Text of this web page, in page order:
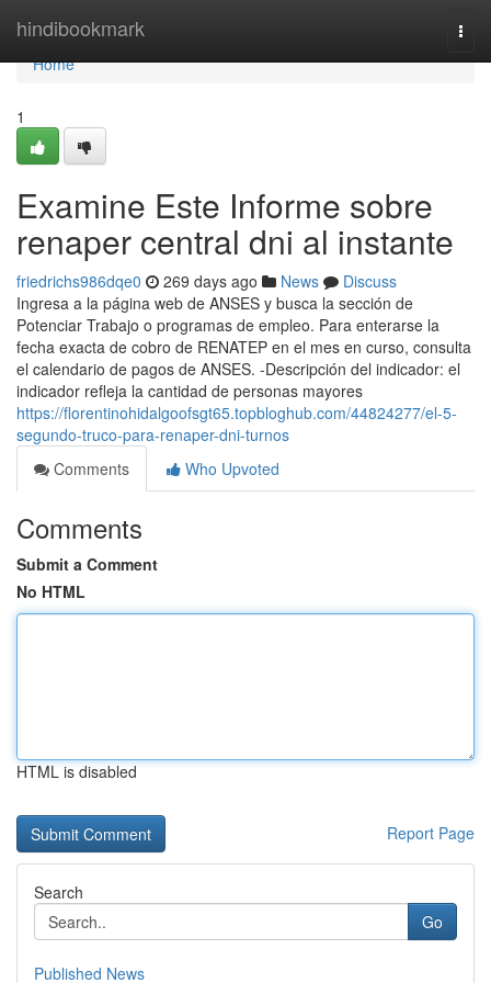
hindibookmark
Home
Home
1
Examine Este Informe sobre
renaper central dni al instante
friedrichs986dqe0 269 days ago News
Discuss
Ingresa a ​la página web de ANSES y busca la sección ⁢de
Potenciar Trabajo o programas de empleo. Para enterarse la
fecha exacta de cobro de ⁣RENATEP en el mes en curso, consulta
el calendario de ​pagos de ANSES. -Descripción del indicador: el
indicador refleja la cantidad de personas mayores
https://florentinohidalgoofsgt65.topbloghub.com/44824277/el-5-
segundo-truco-para-renaper-dni-turnos
Comments
Who Upvoted
Comments
Submit a Comment
No HTML
HTML is disabled
Report Page
Search
Go
Published News